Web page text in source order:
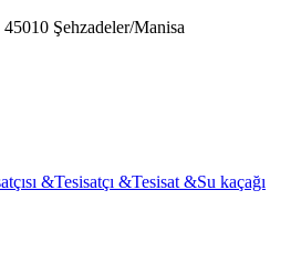
Şehzadeler/Manisa